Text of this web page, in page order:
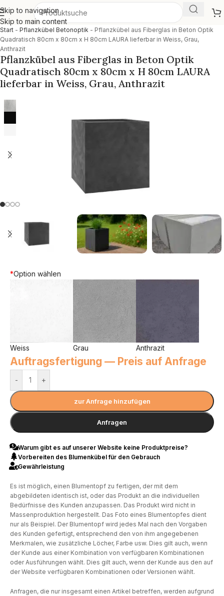
Skip to navigation
Skip to main content
Start - Pflanzkübel Betonoptik - Pflanzkübel aus Fiberglas in Beton Optik
Quadratisch 80cm x 80cm x H 80cm LAURA lieferbar in Weiss, Grau,
Anthrazit
Pflanzkübel aus Fiberglas in Beton Optik
Quadratisch 80cm x 80cm x H 80cm LAURA
lieferbar in Weiss, Grau, Anthrazit
*Option wählen
Weiss Grau Anthrazit
Auftragsfertigung — Preis auf Anfrage
- +
zur Anfrage hinzufügen
Anfragen
Warum gibt es auf unserer Website keine Produktpreise?
Vorbereiten des Blumenkübel für den Gebrauch
Gewährleistung
Es ist möglich, einen Blumentopf zu fertigen, der mit dem
abgebildeten identisch ist, oder das Produkt an die individuellen
Bedürfnisse des Kunden anzupassen. Das Produkt wird nicht in
Massenproduktion hergestellt. Das Foto eines Blumentopfes dient
nur als Beispiel. Der Blumentopf wird jedes Mal nach den Vorgaben
des Kunden gefertigt, entsprechend den von ihm angegebenen
Merkmalen, wie zusätzliche Löcher, Farbe usw. Dies gilt auch, wenn
der Kunde aus einer Kombination von verfügbaren Kombinationen
oder Ausführungen wählt. Dies gilt auch, wenn der Kunde aus den auf
der Website verfügbaren Kombinationen oder Versionen wählt.
Anfragen, die nur insgesamt einen Artikel betreffen, werden aufgrund